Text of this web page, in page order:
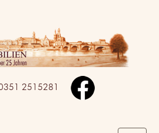
2515281